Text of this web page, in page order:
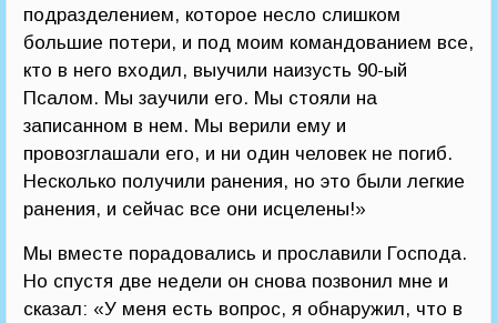
подразделением, которое несло слишком
большие потери, и под моим командованием все,
кто в него входил, выучили наизусть 90-ый
Псалом. Мы заучили его. Мы стояли на
записанном в нем. Мы верили ему и
провозглашали его, и ни один человек не погиб.
Несколько получили ранения, но это были легкие
ранения, и сейчас все они исцелены!»
Мы вместе порадовались и прославили Господа.
Но спустя две недели он снова позвонил мне и
сказал: «У меня есть вопрос, я обнаружил, что в